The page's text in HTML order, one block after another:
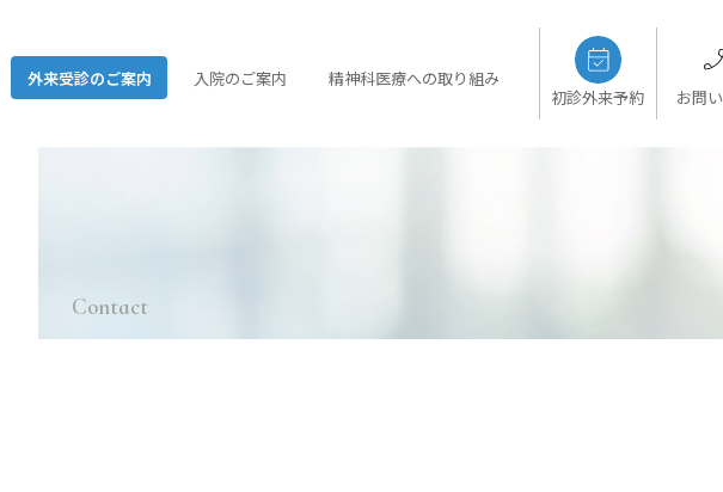
外来受診のご案内 入院のご案内
精神科医療への取り組み
初診外来予約
お問
Contact